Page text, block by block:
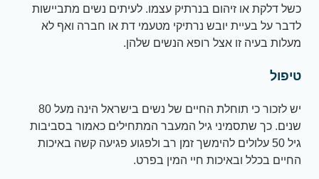
כשל דלקת או זיהום בנרתיק עצמו. לעיתים נשים מתביישות
לדבר על בעיית יובש נרתיקי מטעמי דת או חברה ואף לא
מעלות בעיה זו אצל רופא הנשים שלהן.
טיפול
יש לזכור כי תוחלת החיים של נשים בישראל הינה מעל 80
שנים. כך שתסמיני גיל המעבר המתחילים כאמור בסביבות
גיל 50 עלולים להימשך זמן רב ולפגוע פגיעה קשה באיכות
החיים בכלל ובאיכות חיי המין בפרט.